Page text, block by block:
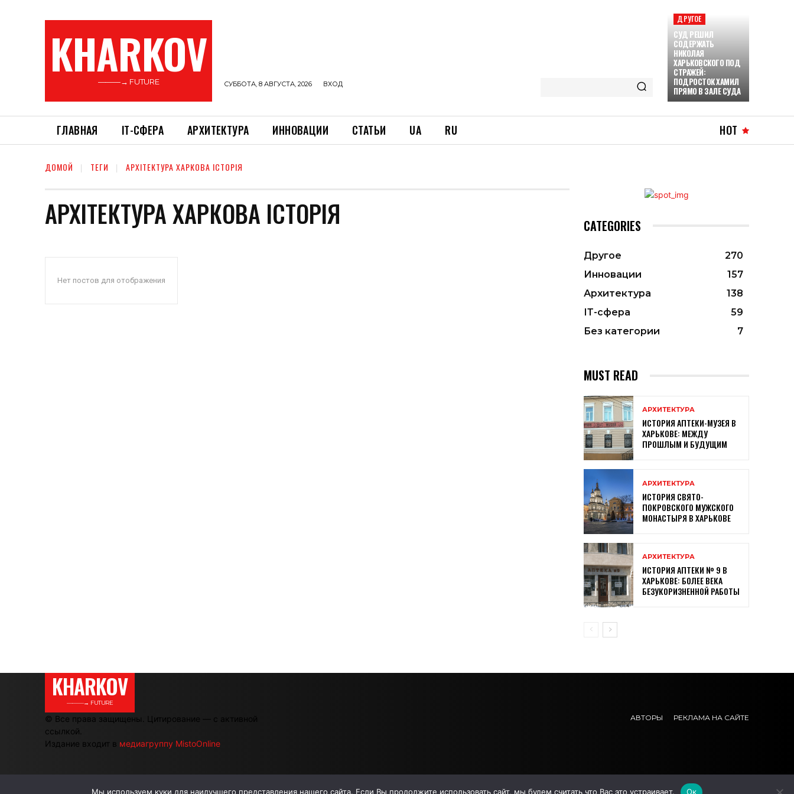
KHARKOV
———→ FUTURE СУББОТА, 8 АВГУСТА, 2026 ВХОД
ДРУГОЕ
СУД РЕШИЛ
СОДЕРЖАТЬ
НИКОЛАЯ
ХАРЬКОВСКОГО ПОД
СТРАЖЕЙ:
ПОДРОСТОК ХАМИЛ
ПРЯМО В ЗАЛЕ СУДА
ГЛАВНАЯ ІТ-СФЕРА АРХИТЕКТУРА ИННОВАЦИИ СТАТЬИ UA RU HOT
ДОМОЙ ТЕГИ АРХІТЕКТУРА ХАРКОВА ІСТОРІЯ
АРХІТЕКТУРА ХАРКОВА ІСТОРІЯ
Нет постов для отображения
CATEGORIES
Другое
270
Инновации
157
Архитектура
138
ІТ-сфера
59
Без категории
7
MUST READ
АРХИТЕКТУРА
ИСТОРИЯ АПТЕКИ-МУЗЕЯ В
ХАРЬКОВЕ: МЕЖДУ
ПРОШЛЫМ И БУДУЩИМ
АРХИТЕКТУРА
ИСТОРИЯ СВЯТО-
ПОКРОВСКОГО МУЖСКОГО
МОНАСТЫРЯ В ХАРЬКОВЕ
АРХИТЕКТУРА
ИСТОРИЯ АПТЕКИ № 9 В
ХАРЬКОВЕ: БОЛЕЕ ВЕКА
БЕЗУКОРИЗНЕННОЙ РАБОТЫ
KHARKOV
———→ FUTURE
© Все права защищены. Цитирование — с активной
ссылкой.
Издание входит в медиагруппу MistoOnline
АВТОРЫ РЕКЛАМА НА САЙТЕ
Мы используем куки для наилучшего представления нашего сайта. Если Вы продолжите использовать сайт, мы будем считать что Вас это устраивает. Ок